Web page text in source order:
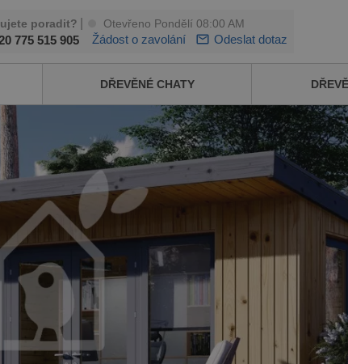
poradit? Otevřeno Pondělí 08:00 AM
775 515 905 Žádost o zavolání Odeslat dotaz
DŘEVĚNÉ CHATY